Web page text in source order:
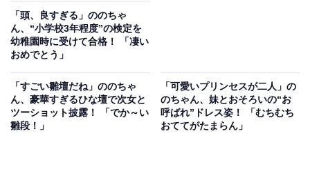
「頭、良すぎる」ののちゃ
ん、“小学校3年程度”の検定を
幼稚園時に受けて合格！ 「凄い
おめでとう」
「すごい雛壇だね」ののちゃ
ん、豪華すぎるひな壇で次女と
ツーショット披露！ 「でか～い
雛段！」
「可愛いプリンセスが二人」の
のちゃん、妹とおそろいの“お
呼ばれ”ドレス姿！ 「むちむち
おててがたまらん」